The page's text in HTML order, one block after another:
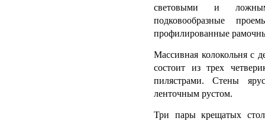
световыми и
подковообразные
профилированные
Массивная колокольня с
состоит из трех
пилястрами. Стены
ленточным рустом.
Три пары крещатых